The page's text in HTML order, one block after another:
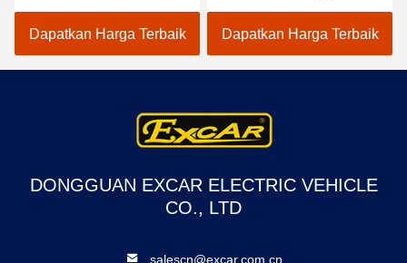
Tempat CE Disetujui
Dengan Baterai Trojan
Mobil Golf Listrik
Dapatkan Harga Terbaik
Lithium Battery
Accessories
Customizable
Dapatkan Harga Terbaik
DONGGUAN EXCAR ELECTRIC VEHICLE
CO., LTD
salescn@excar.com.cn